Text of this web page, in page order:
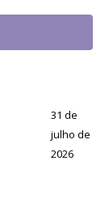
31 de
julho de
2026